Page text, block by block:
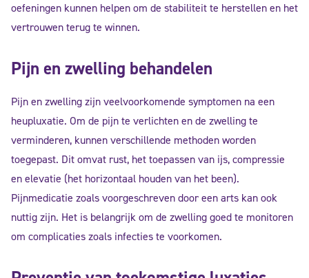
oefeningen kunnen helpen om de stabiliteit te herstellen en het
vertrouwen terug te winnen.
Pijn en zwelling behandelen
Pijn en zwelling zijn veelvoorkomende symptomen na een
heupluxatie. Om de pijn te verlichten en de zwelling te
verminderen, kunnen verschillende methoden worden
toegepast. Dit omvat rust, het toepassen van ijs, compressie
en elevatie (het horizontaal houden van het been).
Pijnmedicatie zoals voorgeschreven door een arts kan ook
nuttig zijn. Het is belangrijk om de zwelling goed te monitoren
om complicaties zoals infecties te voorkomen.